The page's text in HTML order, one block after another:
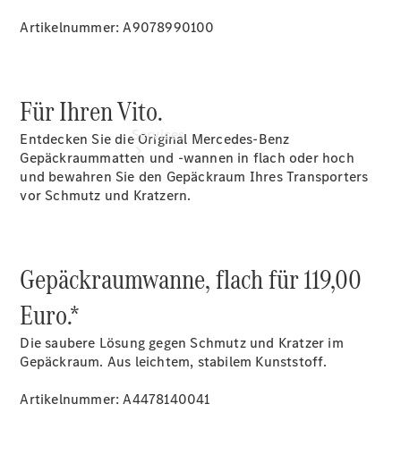
Services
Übersicht
Finanzdienste
Kompletträder
Artikelnummer: A9078990100
Für Ihren Vito.
Entdecken Sie die Original Mercedes-Benz
Gepäckraummatten und -wannen in flach oder hoch
und bewahren Sie den Gepäckraum Ihres Transporters
vor Schmutz und Kratzern.
Gepäckraumwanne, flach für 119,00
Euro.*
Die saubere Lösung gegen Schmutz und Kratzer im
Gepäckraum. Aus leichtem, stabilem Kunststoff.
Artikelnummer: A4478140041